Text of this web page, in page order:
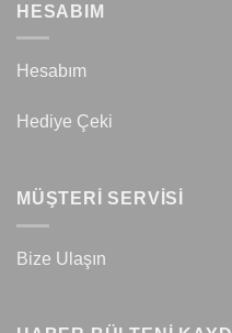
HESABIM
Hesabım
Hediye Çeki
MÜŞTERİ SERVİSİ
Bize Ulaşın